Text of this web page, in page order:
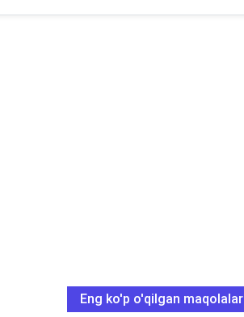
Eng ko'p o'qilgan maqolalar